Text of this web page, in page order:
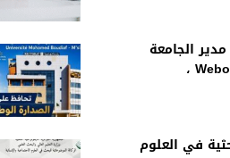
الجامعة
في العلوم